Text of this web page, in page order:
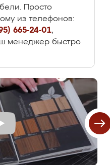
Просто
из телефонов:
665-24-01,
менеджер быстро